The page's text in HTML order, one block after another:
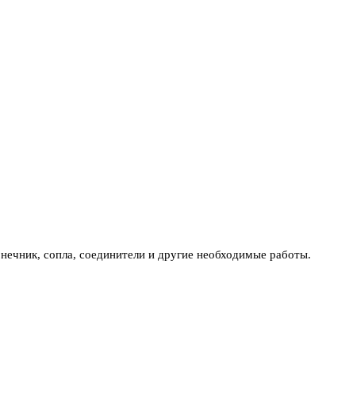
сопла, соединители и другие необходимые работы.